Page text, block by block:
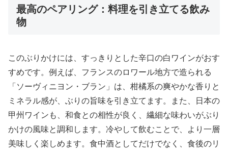
最高のペアリング：料理を引き立てる飲み
物
このぶりかけには、すっきりとした辛口の白ワインがおす
すめです。例えば、フランスのロワール地方で造られる
「ソーヴィニヨン・ブラン」は、柑橘系の爽やかな香りと
ミネラル感が、ぶりの旨味を引き立てます。また、日本の
甲州ワインも、和食との相性が良く、繊細な味わいがぶり
かけの風味と調和します。冷やして飲むことで、より一層
美味しく楽しめます。食中酒としてだけでなく、食後のリ